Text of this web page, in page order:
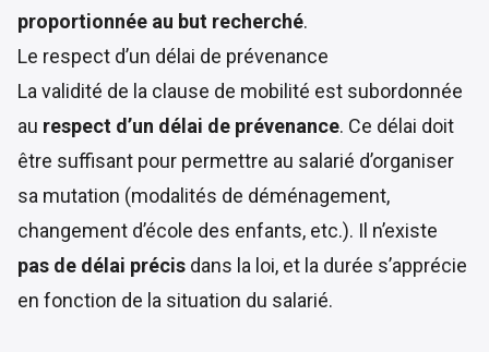
proportionnée au but recherché.
Le respect d’un délai de prévenance
La validité de la clause de mobilité est subordonnée
au respect d’un délai de prévenance. Ce délai doit
être suffisant pour permettre au salarié d’organiser
sa mutation (modalités de déménagement,
changement d’école des enfants, etc.). Il n’existe
pas de délai précis dans la loi, et la durée s’apprécie
en fonction de la situation du salarié.